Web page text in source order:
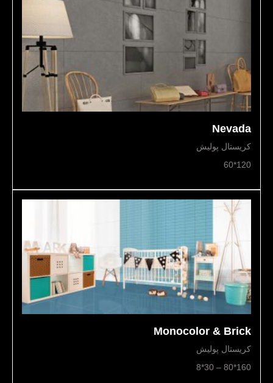
Nevada
کریستال پولیش
120*60
Monocolor & Brick
کریستال پولیش
160*80 – 30*8